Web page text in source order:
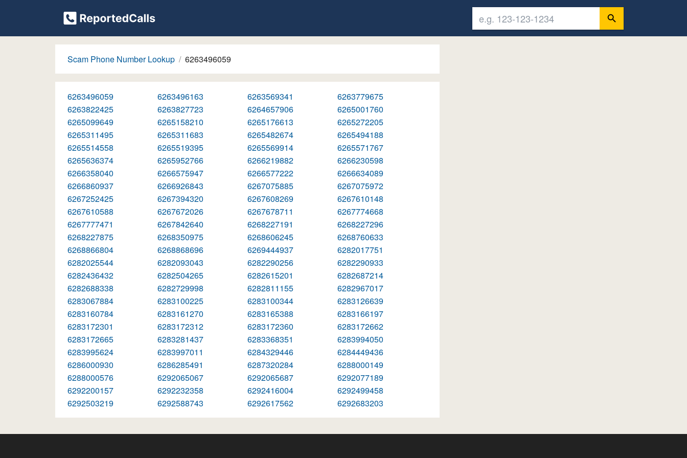
Scam Phone Number Lookup 6263496059
6263496059 6263496163 6263569341
6263779675
6263822425
6263827723 6264657906
6265001760
6265099649
6265158210 6265176613
6265272205
6265311495
6265311683 6265482674
6265494188
6265514558
6265519395 6265569914
6265571767
6265636374
6265952766 6266219882
6266230598
6266358040
6266575947 6266577222
6266634089
6266860937
6266926843 6267075885
6267075972
6267252425
6267394320 6267608269
6267610148
6267610588
6267672026 6267678711
6267774668
6267777471
6267842640 6268227191
6268227296
6268227875
6268350975 6268606245
6268760633
6268866804
6268868696 6269444937
6282017751
6282025544
6282093043 6282290256
6282290933
6282436432
6282504265 6282615201
6282687214
6282688338
6282729998 6282811155
6282967017
6283067884
6283100225 6283100344
6283126639
6283160784
6283161270 6283165388
6283166197
6283172301
6283172312 6283172360
6283172662
6283172665
6283281437 6283368351
6283994050
6283995624
6283997011 6284329446
6284449436
6286000930
6286285491 6287320284
6288000149
6288000576
6292065067 6292065687
6292077189
6292200157
6292232358 6292416004
6292499458
6292503219
6292588743 6292617562 6292683203